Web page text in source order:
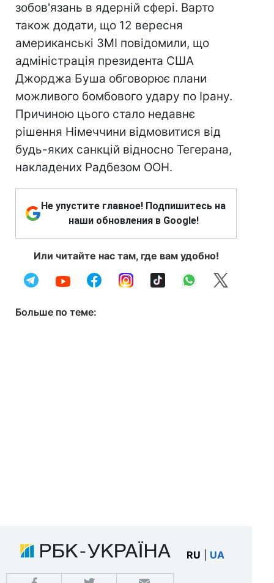
зобов'язань в ядерній сфері. Варто
також додати, що 12 вересня
американські ЗМІ повідомили, що
адміністрація президента США
Джорджа Буша обговорює плани
можливого бомбового удару по Ірану.
Причиною цього стало недавнє
рішення Німеччини відмовитися від
будь-яких санкцій відносно Тегерана,
накладених Радбезом ООН.
Не упустите главное! Подпишитесь на
наши обновления в Google!
Или читайте нас там, где вам удобно!
Больше по теме:
RU UA